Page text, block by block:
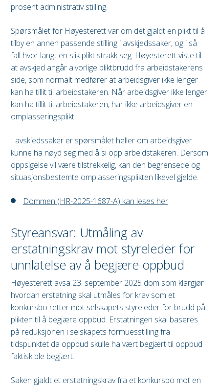
prosent administrativ stilling.
Spørsmålet for Høyesterett var om det gjaldt en plikt til å
tilby en annen passende stilling i avskjedssaker, og i så
fall hvor langt en slik plikt strakk seg. Høyesterett viste til
at avskjed angår alvorlige pliktbrudd fra arbeidstakerens
side, som normalt medfører at arbeidsgiver ikke lenger
kan ha tillit til arbeidstakeren. Når arbeidsgiver ikke lenger
kan ha tillit til arbeidstakeren, har ikke arbeidsgiver en
omplasseringsplikt.
I avskjedssaker er spørsmålet heller om arbeidsgiver
kunne ha nøyd seg med å si opp arbeidstakeren. Dersom
oppsigelse vil være tilstrekkelig, kan den begrensede og
situasjonsbestemte omplasseringsplikten likevel gjelde.
Dommen (HR-2025-1687-A) kan leses her
Styreansvar: Utmåling av
erstatningskrav mot styreleder for
unnlatelse av å begjære oppbud
Høyesterett avsa 23. september 2025 dom som klargjør
hvordan erstatning skal utmåles for krav som et
konkursbo retter mot selskapets styreleder for brudd på
plikten til å begjære oppbud. Erstatningen skal baseres
på reduksjonen i selskapets formuesstilling fra
tidspunktet da oppbud skulle ha vært begjært til oppbud
faktisk ble begjært.
Saken gjaldt et erstatningskrav fra et konkursbo mot en